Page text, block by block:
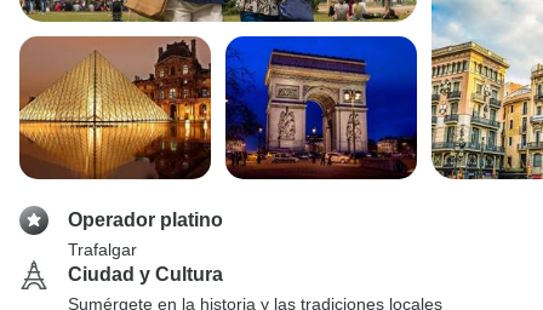
Operador platino
Trafalgar
Ciudad y Cultura
Sumérgete en la historia y las tradiciones locales